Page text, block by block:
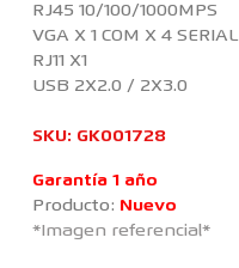
RJ45 10/100/1000MPS
VGA X 1 COM X 4 SERIAL
RJ11 X1
USB 2X2.0 / 2X3.0
SKU: GK001728
Garantía 1 año
Producto: Nuevo
*Imagen referencial*